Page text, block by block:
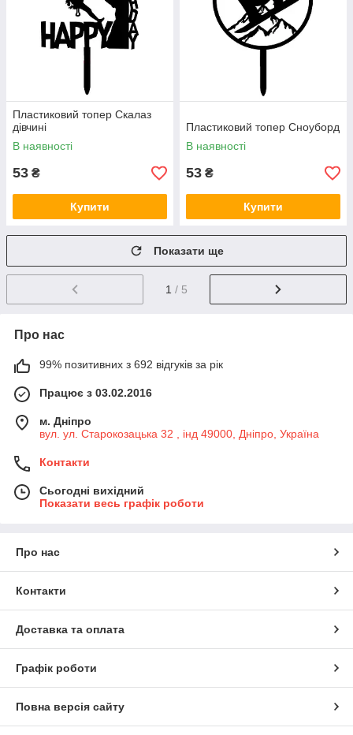
Пластиковий топер Скалаз
дівчині
В наявності
53 ₴
Купити
Пластиковий топер Сноуборд
В наявності
53 ₴
Купити
Показати ще
1 / 5
Про нас
99% позитивних з 692 відгуків за рік
Працює з 03.02.2016
м. Дніпро
вул. ул. Старокозацька 32 , інд 49000, Дніпро, Україна
Контакти
Сьогодні вихідний
Показати весь графік роботи
Про нас
Контакти
Доставка та оплата
Графік роботи
Повна версія сайту